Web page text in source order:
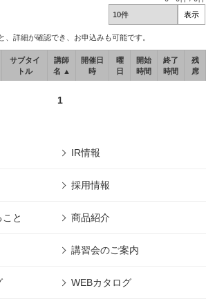
、詳細が確認でき、お申込みも可能です。
サブタイ
トル
講師
名 ▲
開催日
時
曜
日
開始
時間
終了
時間
残
席
1
IR情報
採用情報
と 商品紹介
講習会のご案内
WEBカタログ